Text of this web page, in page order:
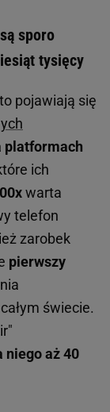
sporo
tysięcy
pojawiają się
platformach
ich
warta
telefon
zarobek
pierwszy
świecie.
niego aż 40